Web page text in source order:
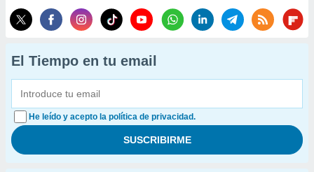
El Tiempo en tu email
He leído y acepto la política de privacidad.